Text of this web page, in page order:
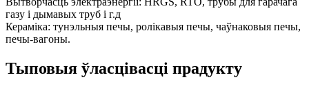
газу і дымавых труб і г.д
Кераміка: тунэльныя печы, ролікавыя печы, чаўнаковыя печы,
печы-вагоны.
Тыповыя ўласцівасці прадукту